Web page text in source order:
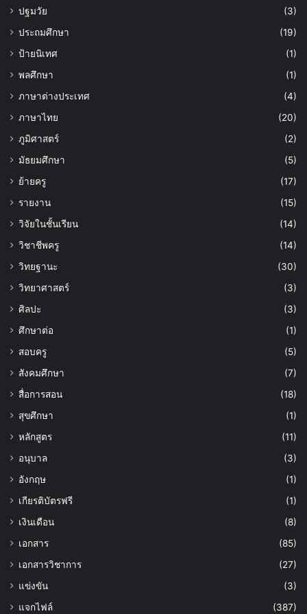
ปฐมวัย
(3)
ประถมศึกษา
(19)
ป้ายนิเทศ
(1)
พลศึกษา
(1)
ภาษาต่างประเทศ
(4)
ภาษาไทย
(20)
ภูมิศาสตร์
(2)
มัธยมศึกษา
(5)
ย้ายครู
(17)
รายงาน
(15)
วิจัยในชั้นเรียน
(14)
วิชาชีพครู
(14)
วิทยฐานะ
(30)
วิทยาศาสตร์
(3)
ศิลปะ
(3)
ศึกษาต่อ
(1)
สอบครู
(5)
สังคมศึกษา
(7)
สื่อการสอน
(18)
สุขศึกษา
(1)
หลักสูตร
(11)
อนุบาล
(3)
อังกฤษ
(1)
เกียรติบัตรฟรี
(1)
เงินเดือน
(8)
เอกสาร
(85)
เอกสารวิชาการ
(27)
แข่งขัน
(3)
แจกไฟล์
(387)